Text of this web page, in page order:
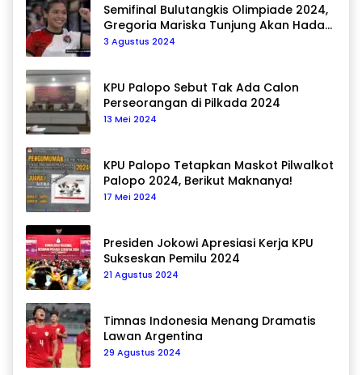
Semifinal Bulutangkis Olimpiade 2024,
Gregoria Mariska Tunjung Akan Hadapi
Pemain Asal Korea Selatan
3 Agustus 2024
KPU Palopo Sebut Tak Ada Calon
Perseorangan di Pilkada 2024
13 Mei 2024
KPU Palopo Tetapkan Maskot Pilwalkot
Palopo 2024, Berikut Maknanya!
17 Mei 2024
Presiden Jokowi Apresiasi Kerja KPU
Sukseskan Pemilu 2024
21 Agustus 2024
Timnas Indonesia Menang Dramatis
Lawan Argentina
29 Agustus 2024